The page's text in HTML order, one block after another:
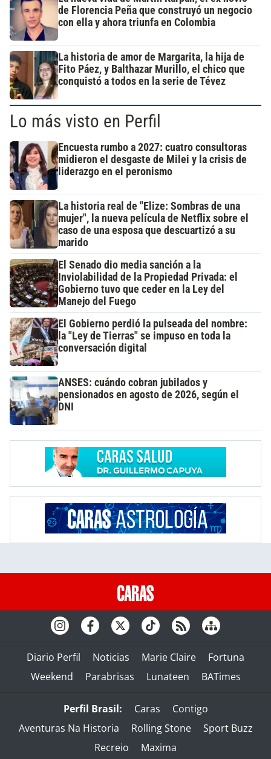
de Florencia Peña que construyó un negocio
con ella y ahora triunfa en Colombia
La historia de amor de Margarita, la hija de
Fito Páez, y Balthazar Murillo, el chico que
conquistó a todos en la serie de Tévez
Lo más visto en Perfil
Encuesta rumbo a 2027: cuatro consultoras
midieron el desgaste de Milei y la crisis de
liderazgo en el peronismo
La historia real de "Elize: Sombras de una
mujer", la nueva película de Netflix sobre el
caso de una esposa que descuartizó a su
marido
El Senado dio media sanción a la
Inviolabilidad de la Propiedad Privada: el
Gobierno tuvo que ceder en la Ley del
Manejo del Fuego
El Gobierno perdió la pulseada del nombre:
la "Ley de Tierras" se impuso en toda la
conversación digital
ANSES: cuándo cobran jubilados y
pensionados en agosto de 2026, según el
DNI
Diario Perfil Noticias Marie Claire
Fortuna
Weekend
Parabrisas Lunateen BATimes
Perfil Brasil: Caras
Contigo
Aventuras Na Historia
Rolling Stone
Sport Buzz
Recreio
Maxima